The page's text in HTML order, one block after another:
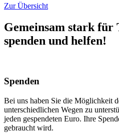
Zur Übersicht
Gemeinsam stark für
spenden und helfen!
Spenden
Bei uns haben Sie die Möglichkeit
unterschiedlichen Wegen zu
jeden gespendeten Euro. Ihre
gebraucht wird.